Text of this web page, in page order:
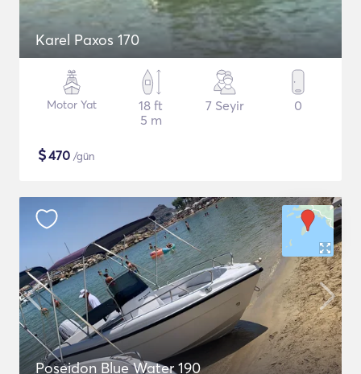
Karel Paxos 170
Motor Yat
18 ft
5 m
7 Seyir 0
$470 /gün
Poseidon Blue Water 190